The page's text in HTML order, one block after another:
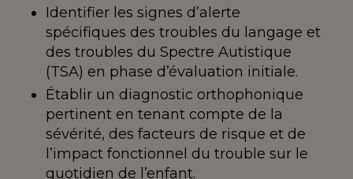
Identifier les signes d’alerte
spécifiques des troubles du langage et
des troubles du Spectre Autistique
(TSA) en phase d’évaluation initiale.
Établir un diagnostic orthophonique
pertinent en tenant compte de la
sévérité, des facteurs de risque et de
l’impact fonctionnel du trouble sur le
quotidien de l’enfant.